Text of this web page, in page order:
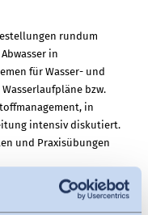
rundum
in
für Wasser- und
bzw.
in
intensiv diskutiert.
und Praxisübungen
der Schulung